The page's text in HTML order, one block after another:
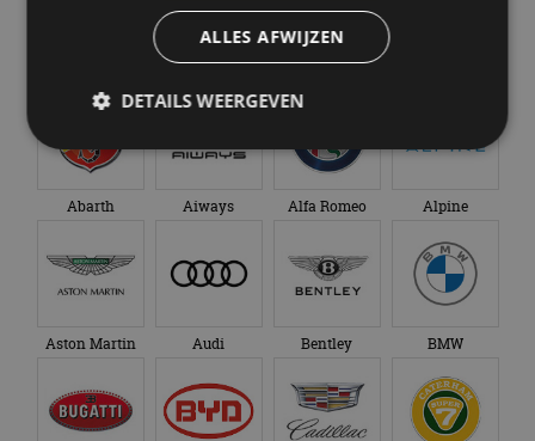
Alle automerken
Selecteer een merk voor meer informatie, modellen
en alle nieuwsberichten
Abarth Aiways Alfa Romeo Alpine
Aston Martin Audi Bentley BMW
ALLES AFWIJZEN
DETAILS WEERGEVEN
Strikt noodzakelijk Prestatie
Strikt noodzakelijke cookies maken de
kernfunctionaliteiten van de website mogelijk, zoals
strikt noodzakelijke cookies.
Naam
Aanbieder/
Domein
Vervaldatum